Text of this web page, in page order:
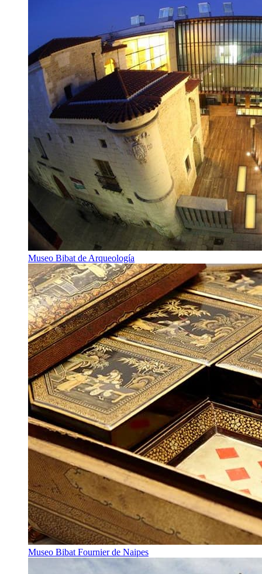
Museo Bibat de Arqueología
Museo Bibat Fournier de Naipes